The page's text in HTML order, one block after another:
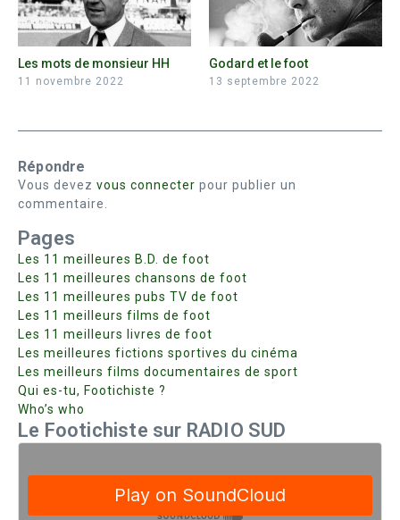
Les mots de monsieur HH
11 novembre 2022
Godard et le foot
13 septembre 2022
Répondre
Vous devez vous connecter pour publier un
commentaire.
Pages
Les 11 meilleures B.D. de foot
Les 11 meilleures chansons de foot
Les 11 meilleures pubs TV de foot
Les 11 meilleurs films de foot
Les 11 meilleurs livres de foot
Les meilleures fictions sportives du cinéma
Les meilleurs films documentaires de sport
Qui es-tu, Footichiste ?
Who’s who
Le Footichiste sur RADIO SUD